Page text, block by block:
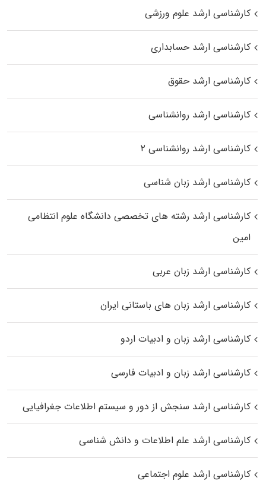
کارشناسی ارشد علوم ورزشی
کارشناسی ارشد حسابداری
کارشناسی ارشد حقوق
کارشناسی ارشد روانشناسی
کارشناسی ارشد روانشناسی ۲
کارشناسی ارشد زبان شناسی
کارشناسی ارشد رﺷﺘﻪ ﻫﺎی تخصصی داﻧﺸﮕﺎه ﻋﻠﻮم انتظامی
اﻣﻴﻦ
کارشناسی ارشد زبان عربی
کارشناسی ارشد زبان‌ های باستانی ایران
کارشناسی ارشد زبان و ادبیات اردو
کارشناسی ارشد زبان و ادبیات فارسی
کارشناسی ارشد سنجش از دور و سیستم اطلاعات جغرافیایی
کارشناسی ارشد علم اطلاعات و دانش شناسی
کارشناسی ارشد علوم اجتماعی